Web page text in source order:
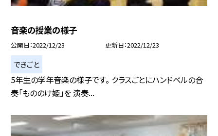
音楽の授業の様子
公開日 2022/12/23 更新日 2022/12/23
できごと
5年生の学年音楽の様子です。 クラスごとにハンドベルの合
奏「もののけ姫」を 演奏...